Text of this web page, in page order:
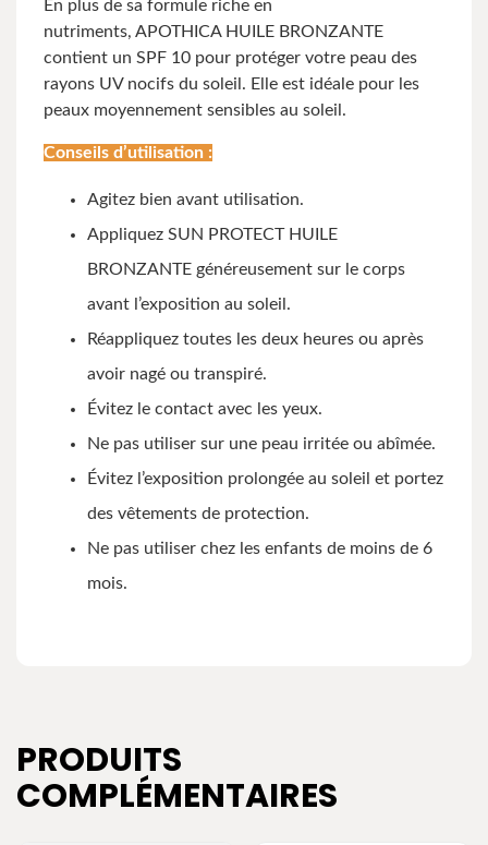
En plus de sa formule riche en
nutriments, APOTHICA HUILE BRONZANTE
contient un SPF 10 pour protéger votre peau des
rayons UV nocifs du soleil. Elle est idéale pour les
peaux moyennement sensibles au soleil.
Conseils d’utilisation :
Agitez bien avant utilisation.
Appliquez SUN PROTECT HUILE
BRONZANTE généreusement sur le corps
avant l’exposition au soleil.
Réappliquez toutes les deux heures ou après
avoir nagé ou transpiré.
Évitez le contact avec les yeux.
Ne pas utiliser sur une peau irritée ou abîmée.
Évitez l’exposition prolongée au soleil et portez
des vêtements de protection.
Ne pas utiliser chez les enfants de moins de 6
mois.
PRODUITS
COMPLÉMENTAIRES